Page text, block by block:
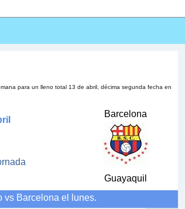
para un lleno total 13 de abril, décima segunda fecha en
Barcelona
Guayaquil
vs Barcelona el lunes.